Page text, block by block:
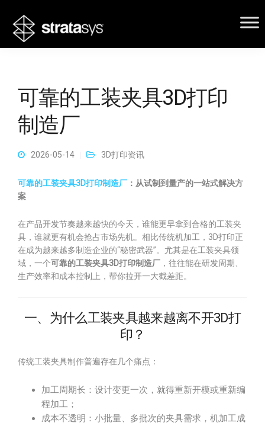
可靠的工装夹具3D打印
制造厂
2026-05-14 3D打印资讯
可靠的工装夹具3D打印制造厂 ：从试制到量产的一站式解决方
案
在产品开发节奏越来越快的今天，谁能更早拿到合格的工装夹
具，谁就更有机会抢占市场先机。相比传统机加工，3D打印正
在成为越来越多制造企业的“秘密武器”。尤其是在工装夹具领
域，一个可靠的工装夹具3D打印制造厂 ，往往能在研发周期、
生产效率和成本控制上，帮你拉开一大截差距。
一、为什么工装夹具越来越离不开3D打
印？
传统工装夹具制作普遍存在几个痛点：
加工周期长：设计变更一次，就得重新开模或重新编
程加工；
成本不透明：小批量、多批次的夹具需求，机加工成